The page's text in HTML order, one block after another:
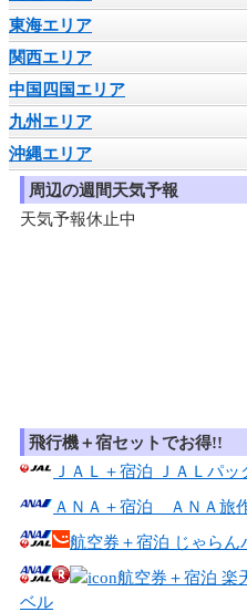
東海エリア
関西エリア
中国四国エリア
九州エリア
沖縄エリア
周辺の週間天気予報
天気予報休止中
飛行機＋宿セットでお得!!
ＪＡＬ＋宿泊 ＪＡＬパッ
ＡＮＡ＋宿泊 ＡＮＡ旅
航空券＋宿泊 じゃらん
航空券＋宿泊 楽
ベル